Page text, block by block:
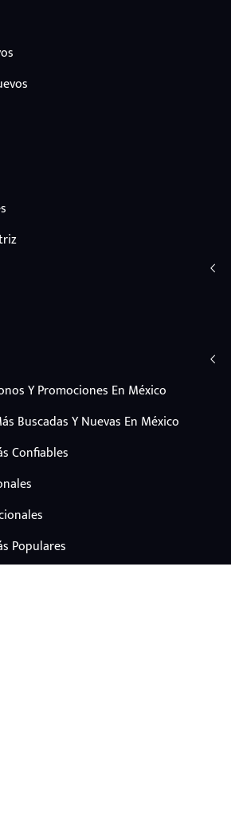
Y Promociones En México
Buscadas Y Nuevas En México
Confiables
Populares